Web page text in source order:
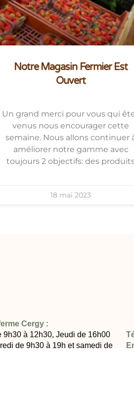
Notre Magasin Fermier Est
Ouvert
Un grand merci pour vous qui
venus nous encourager cette
semaine. Nous allons continuer
améliorer notre gamme avec
toujours 2 objectifs: des
18 mai 2023
Cergy :
9h30 à 12h30, Jeudi de 16h00
de 9h30 à 19h et samedi de